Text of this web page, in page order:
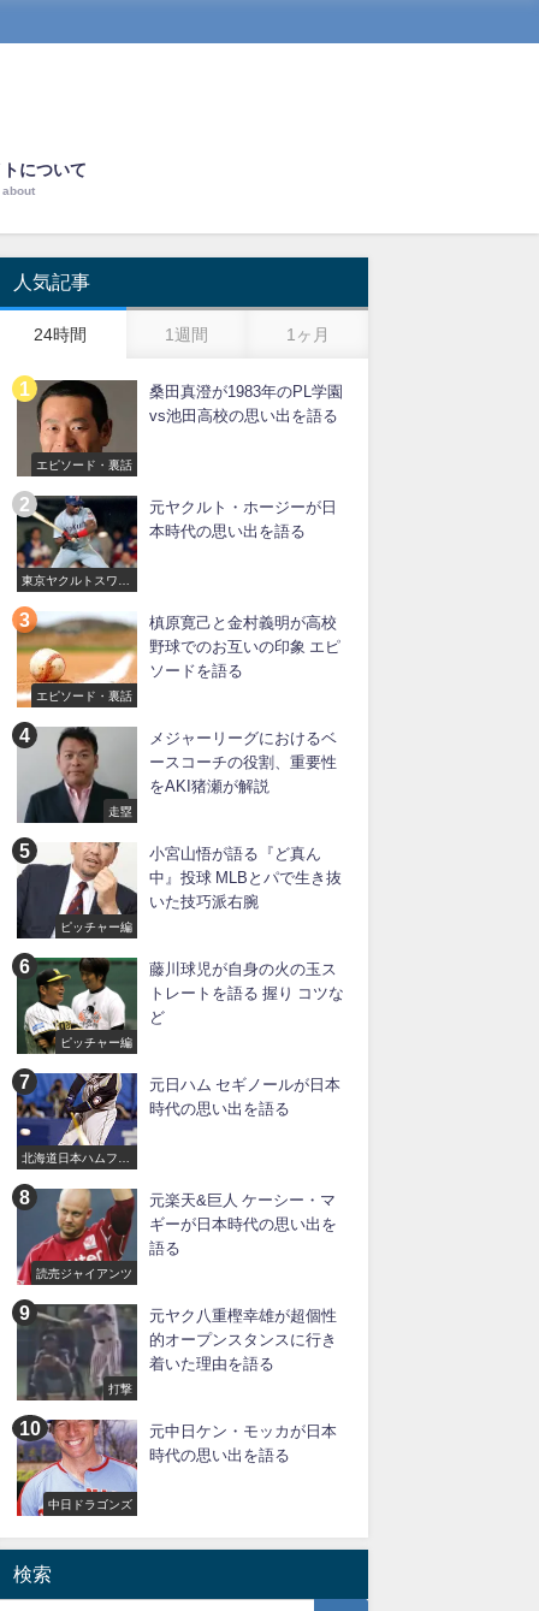
について
about
人気記事
24時間 1週間 1ヶ月
エピソード・裏話
桑田真澄が1983年のPL学園
vs池田高校の思い出を語る
東京ヤクルトスワロ
元ヤクルト・ホージーが日
本時代の思い出を語る
エピソード・裏話
槙原寛己と金村義明が高校
野球でのお互いの印象 エピ
ソードを語る
走塁
メジャーリーグにおけるベ
ースコーチの役割、重要性
をAKI猪瀬が解説
ピッチャー編
小宮山悟が語る『ど真ん
中』投球 MLBとパで生き抜
いた技巧派右腕
ピッチャー編
藤川球児が自身の火の玉ス
トレートを語る 握り コツな
ど
北海道日本ハムファ
元日ハム セギノールが日本
時代の思い出を語る
読売ジャイアンツ
元楽天&巨人 ケーシー・マ
ギーが日本時代の思い出を
語る
打撃
元ヤク八重樫幸雄が超個性
的オープンスタンスに行き
着いた理由を語る
中日ドラゴンズ
元中日ケン・モッカが日本
時代の思い出を語る
検索